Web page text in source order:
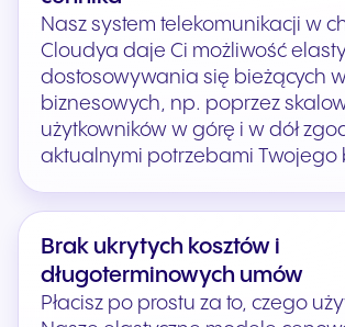
Nasz system telekomunikacji w
Cloudya daje Ci możliwość
dostosowywania się bieżących
biznesowych, np. poprzez
użytkowników w górę i w dół
aktualnymi potrzebami Twojego
Brak ukrytych kosztów i
długoterminowych umów
Płacisz po prostu za to, czego